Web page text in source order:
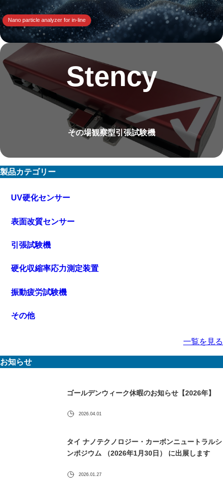
Nano particle analyzer for in-line
Stency
その場観察型引張試験機
製品カテゴリー
UV硬化センサー
表面改質センサー
引張試験機
硬化収縮率応力測定装置
振動疲労試験機
その他
一覧を見る
お知らせ
ゴールデンウィーク休暇のお知らせ【2026年】
2026.04.01
タイ ナノテクノロジー・カーボンニュートラルシ
ンポジウム （2026年1月30日） に出展します
2026.01.27